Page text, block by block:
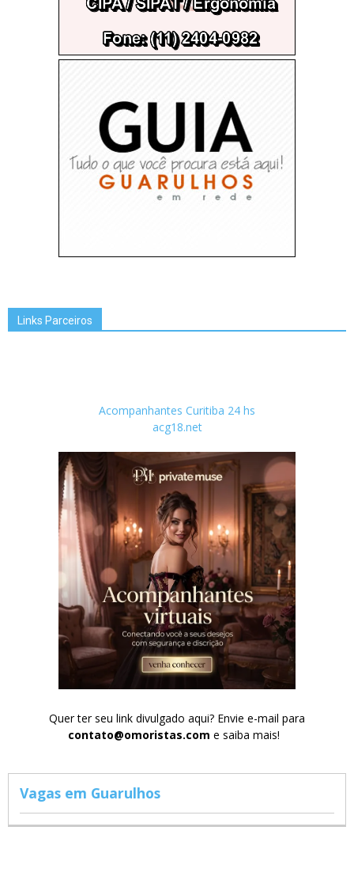
Links Parceiros
Acompanhantes Curitiba 24 hs
acg18.net
Quer ter seu link divulgado aqui? Envie e-mail para
contato@omoristas.com e saiba mais!
Vagas em Guarulhos